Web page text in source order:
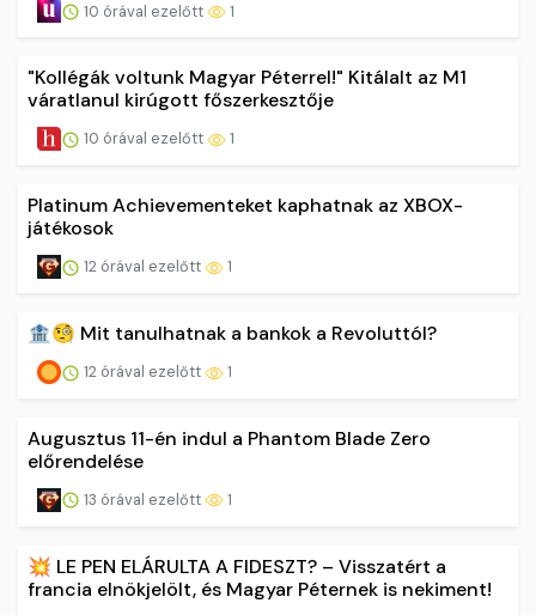
10 órával ezelőtt 1
"Kollégák voltunk Magyar Péterrel!" Kitálalt az M1
váratlanul kirúgott főszerkesztője
10 órával ezelőtt 1
Platinum Achievementeket kaphatnak az XBOX-
játékosok
12 órával ezelőtt 1
🏦🧐 Mit tanulhatnak a bankok a Revoluttól?
12 órával ezelőtt 1
Augusztus 11-én indul a Phantom Blade Zero
előrendelése
13 órával ezelőtt 1
💥 LE PEN ELÁRULTA A FIDESZT? – Visszatért a
francia elnökjelölt, és Magyar Péternek is nekiment!